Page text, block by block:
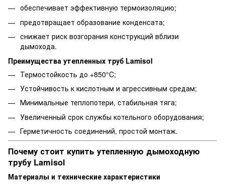
обеспечивает эффективную термоизоляцию;
предотвращает образование конденсата;
снижает риск возгорания конструкций вблизи
дымохода.
Преимущества утепленных труб Lamisol
Термостойкость до +850°C;
Устойчивость к кислотным и агрессивным средам;
Минимальные теплопотери, стабильная тяга;
Увеличенный срок службы котельного оборудования;
Герметичность соединений, простой монтаж.
Почему стоит купить утепленную дымоходную
трубу Lamisol
Материалы и технические характеристики